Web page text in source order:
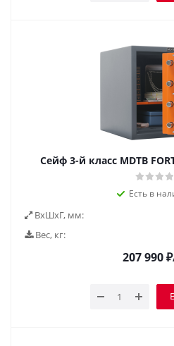
Сейф 3-й класс MDTB
Есть в
ВxШxГ, мм:
Вес, кг:
207 990₽